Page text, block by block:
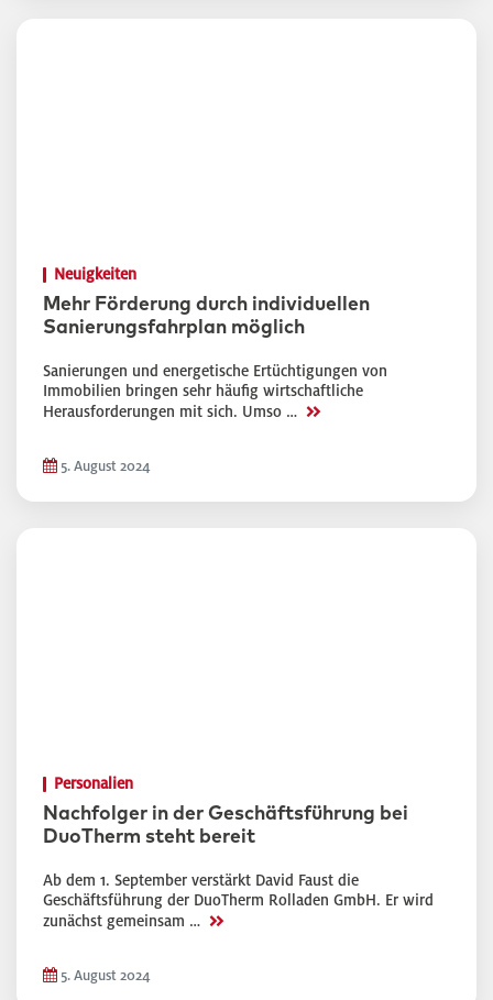
Neuigkeiten
Mehr Förderung durch individuellen
Sanierungsfahrplan möglich
Sanierungen und energetische Ertüchtigungen von
Immobilien bringen sehr häufig wirtschaftliche
Herausforderungen mit sich. Umso … >>
5. August 2024
Personalien
Nachfolger in der Geschäftsführung bei
DuoTherm steht bereit
Ab dem 1. September verstärkt David Faust die
Geschäftsführung der DuoTherm Rolladen GmbH. Er wird
zunächst gemeinsam … >>
5. August 2024